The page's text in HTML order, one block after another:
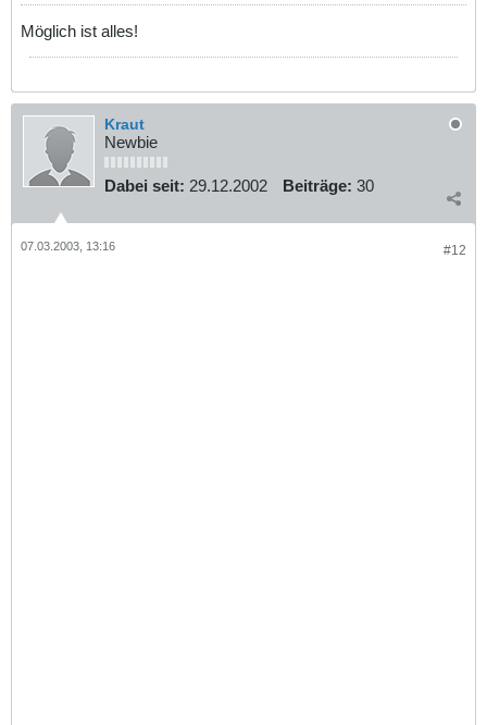
Möglich ist alles!
Kraut
Newbie
Dabei seit: 29.12.2002 Beiträge: 30
#12
07.03.2003, 13:16